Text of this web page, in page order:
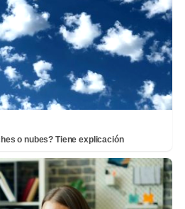
o nubes? Tiene explicación